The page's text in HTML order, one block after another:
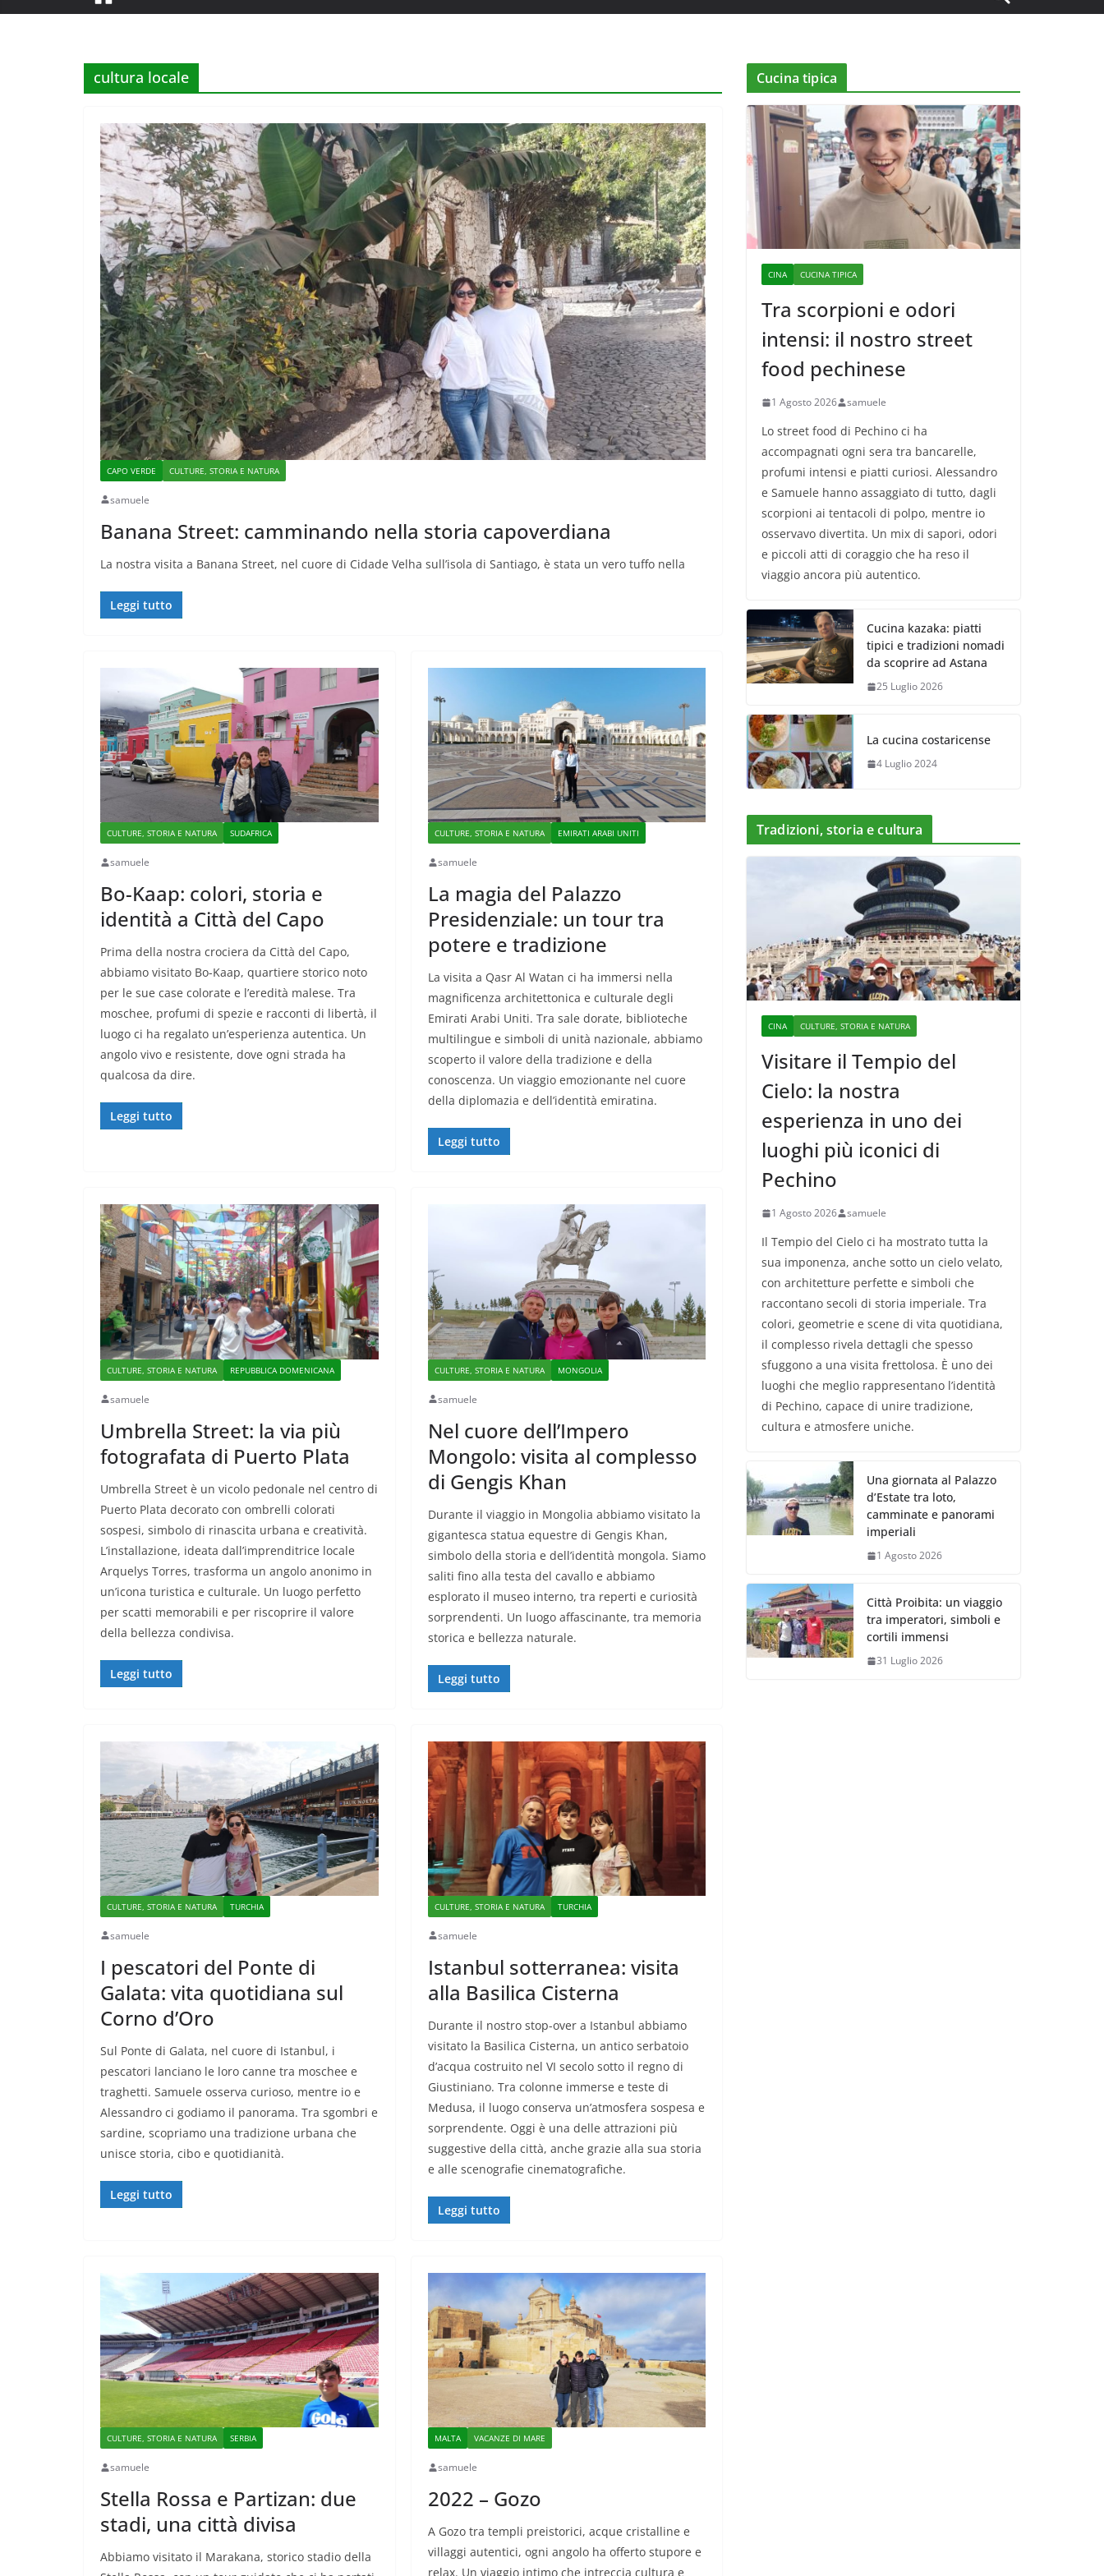
cultura locale
CAPO VERDE CULTURE, STORIA E NATURA
samuele
Banana Street: camminando nella storia capoverdiana
La nostra visita a Banana Street, nel cuore di Cidade Velha sull’isola di Santiago, è stata un vero tuffo nella
Leggi tutto
CULTURE, STORIA E NATURA SUDAFRICA
samuele
Bo-Kaap: colori, storia e
identità a Città del Capo
Prima della nostra crociera da Città del Capo,
abbiamo visitato Bo-Kaap, quartiere storico noto
per le sue case colorate e l’eredità malese. Tra
moschee, profumi di spezie e racconti di libertà, il
luogo ci ha regalato un’esperienza autentica. Un
angolo vivo e resistente, dove ogni strada ha
qualcosa da dire.
Leggi tutto
CULTURE, STORIA E NATURA EMIRATI ARABI UNITI
samuele
La magia del Palazzo
Presidenziale: un tour tra
potere e tradizione
La visita a Qasr Al Watan ci ha immersi nella
magnificenza architettonica e culturale degli
Emirati Arabi Uniti. Tra sale dorate, biblioteche
multilingue e simboli di unità nazionale, abbiamo
scoperto il valore della tradizione e della
conoscenza. Un viaggio emozionante nel cuore
della diplomazia e dell’identità emiratina.
Leggi tutto
CULTURE, STORIA E NATURA REPUBBLICA DOMENICANA
samuele
Umbrella Street: la via più
fotografata di Puerto Plata
Umbrella Street è un vicolo pedonale nel centro di
Puerto Plata decorato con ombrelli colorati
sospesi, simbolo di rinascita urbana e creatività.
L’installazione, ideata dall’imprenditrice locale
Arquelys Torres, trasforma un angolo anonimo in
un’icona turistica e culturale. Un luogo perfetto
per scatti memorabili e per riscoprire il valore
della bellezza condivisa.
Leggi tutto
CULTURE, STORIA E NATURA MONGOLIA
samuele
Nel cuore dell’Impero
Mongolo: visita al complesso
di Gengis Khan
Durante il viaggio in Mongolia abbiamo visitato la
gigantesca statua equestre di Gengis Khan,
simbolo della storia e dell’identità mongola. Siamo
saliti fino alla testa del cavallo e abbiamo
esplorato il museo interno, tra reperti e curiosità
sorprendenti. Un luogo affascinante, tra memoria
storica e bellezza naturale.
Leggi tutto
CULTURE, STORIA E NATURA TURCHIA
samuele
I pescatori del Ponte di
Galata: vita quotidiana sul
Corno d’Oro
Sul Ponte di Galata, nel cuore di Istanbul, i
pescatori lanciano le loro canne tra moschee e
traghetti. Samuele osserva curioso, mentre io e
Alessandro ci godiamo il panorama. Tra sgombri e
sardine, scopriamo una tradizione urbana che
unisce storia, cibo e quotidianità.
Leggi tutto
CULTURE, STORIA E NATURA TURCHIA
samuele
Istanbul sotterranea: visita
alla Basilica Cisterna
Durante il nostro stop-over a Istanbul abbiamo
visitato la Basilica Cisterna, un antico serbatoio
d’acqua costruito nel VI secolo sotto il regno di
Giustiniano. Tra colonne immerse e teste di
Medusa, il luogo conserva un’atmosfera sospesa e
sorprendente. Oggi è una delle attrazioni più
suggestive della città, anche grazie alla sua storia
e alle scenografie cinematografiche.
Leggi tutto
CULTURE, STORIA E NATURA SERBIA
samuele
Stella Rossa e Partizan: due
stadi, una città divisa
Abbiamo visitato il Marakana, storico stadio della
MALTA VACANZE DI MARE
samuele
2022 – Gozo
A Gozo tra templi preistorici, acque cristalline e
villaggi autentici, ogni angolo ha offerto stupore e
relax. Un viaggio intimo che intreccia cultura e
Cucina tipica
CINA CUCINA TIPICA
Tra scorpioni e odori
intensi: il nostro street
food pechinese
1 Agosto 2026 samuele
Lo street food di Pechino ci ha
accompagnati ogni sera tra bancarelle,
profumi intensi e piatti curiosi. Alessandro
e Samuele hanno assaggiato di tutto, dagli
scorpioni ai tentacoli di polpo, mentre io
osservavo divertita. Un mix di sapori, odori
e piccoli atti di coraggio che ha reso il
viaggio ancora più autentico.
Cucina kazaka: piatti
tipici e tradizioni nomadi
da scoprire ad Astana
25 Luglio 2026
La cucina costaricense
4 Luglio 2024
Tradizioni, storia e cultura
CINA CULTURE, STORIA E NATURA
Visitare il Tempio del
Cielo: la nostra
esperienza in uno dei
luoghi più iconici di
Pechino
1 Agosto 2026 samuele
Il Tempio del Cielo ci ha mostrato tutta la
sua imponenza, anche sotto un cielo velato,
con architetture perfette e simboli che
raccontano secoli di storia imperiale. Tra
colori, geometrie e scene di vita quotidiana,
il complesso rivela dettagli che spesso
sfuggono a una visita frettolosa. È uno dei
luoghi che meglio rappresentano l’identità
di Pechino, capace di unire tradizione,
cultura e atmosfere uniche.
Una giornata al Palazzo
d’Estate tra loto,
camminate e panorami
imperiali
1 Agosto 2026
Città Proibita: un viaggio
tra imperatori, simboli e
cortili immensi
31 Luglio 2026